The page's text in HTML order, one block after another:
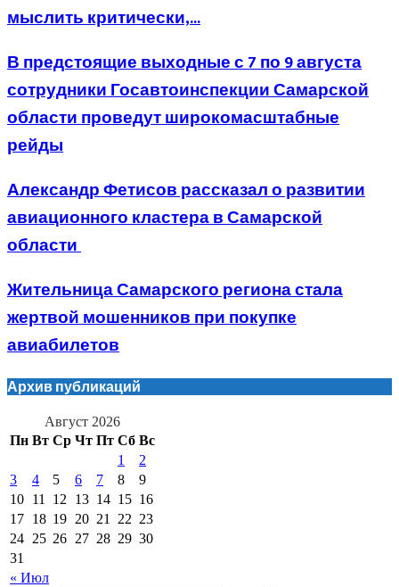
мыслить критически,...
В предстоящие выходные с 7 по 9 августа
сотрудники Госавтоинспекции Самарской
области проведут широкомасштабные
рейды
Александр Фетисов рассказал о развитии
авиационного кластера в Самарской
области
Жительница Самарского региона стала
жертвой мошенников при покупке
авиабилетов
Архив публикаций
Август 2026
Пн Вт Ср Чт Пт Сб Вс
« Июл
1
2
3
4 5 6 7 8
9
10 11 12 13 14 15 16
17 18 19 20 21 22 23
24 25 26 27 28 29 30
31